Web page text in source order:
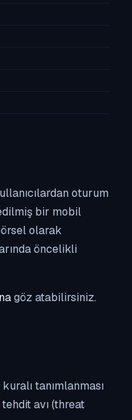
oturum
bir mobil
olarak
öncelikli
göz atabilirsiniz.
tanımlanması
avı (threat